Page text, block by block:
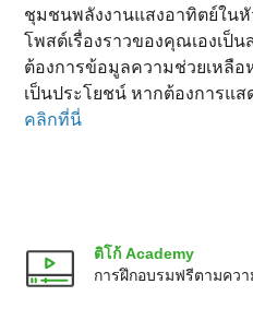
ติโก้ Academy
การฝึกอบรมฟรีตามควา
ชุมชนพลังงานแสงอาทิตย์ใน
โพสต์เรื่องราวของคุณเองเ
ต้องการข้อมูลความช่วยเหลื
เป็นประโยชน์ หากต้องการแ
คลิกที่นี่